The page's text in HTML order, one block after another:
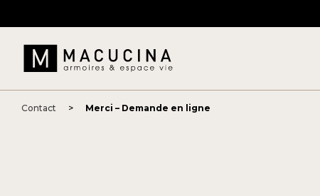
Contact > Merci – Demande en ligne